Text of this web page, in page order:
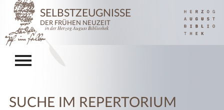
SELBSTZEUGNISSE
DER FRÜHEN NEUZEIT
in der Herzog August Bibliothek
SUCHE IM REPERTORIUM